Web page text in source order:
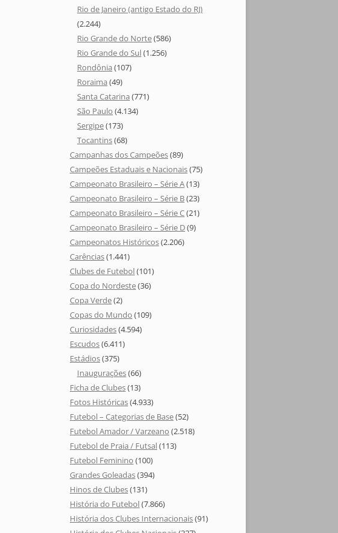
Rio de Janeiro (antigo Estado do RJ)
(2.244)
Rio Grande do Norte(586)
Rio Grande do Sul(1.256)
Rondônia (107)
Roraima (49)
Santa Catarina (771)
São Paulo (4.134)
Sergipe(173)
Tocantins(68)
Campanhas dos Campeões(89)
Campeões Estaduais e Nacionais(75)
Campeonato Brasileiro – Série A(13)
Campeonato Brasileiro – Série B(23)
Campeonato Brasileiro – Série C(21)
Campeonato Brasileiro – Série D(9)
Campeonatos Históricos(2.206)
Carências(1.441)
Clubes de Futebol(101)
Copa do Nordeste(36)
Copa Verde(2)
Copas do Mundo (109)
Curiosidades(4.594)
Escudos(6.411)
Estádios(375)
Inaugurações(66)
Ficha de Clubes(13)
Fotos Históricas(4.933)
Futebol – Categorias de Base(52)
Futebol Amador / Varzeano (2.518)
Futebol de Praia / Futsal(113)
Futebol Feminino (100)
Grandes Goleadas(394)
Hinos de Clubes(131)
História do Futebol(7.866)
História dos Clubes Internacionais(91)